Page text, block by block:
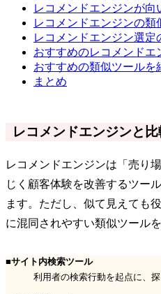
レコメンドエンジンが向
レコメンドエンジンの
レコメンドエンジン選定
おすすめのレコメンドエ
おすすめの類似ツールを
まとめ
レコメンドエンジンと
レコメンドエンジンは「売り
じく顧客体験を改善するツー
ます。ただし、似て見えても
に混同されやすい類似ツール
■サイト内検索ツール
利用者の検索行動を起点に、